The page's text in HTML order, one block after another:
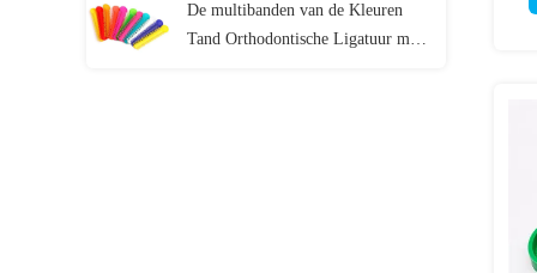
De multibanden van de Kleuren
Tand Orthodontische Ligatuur met